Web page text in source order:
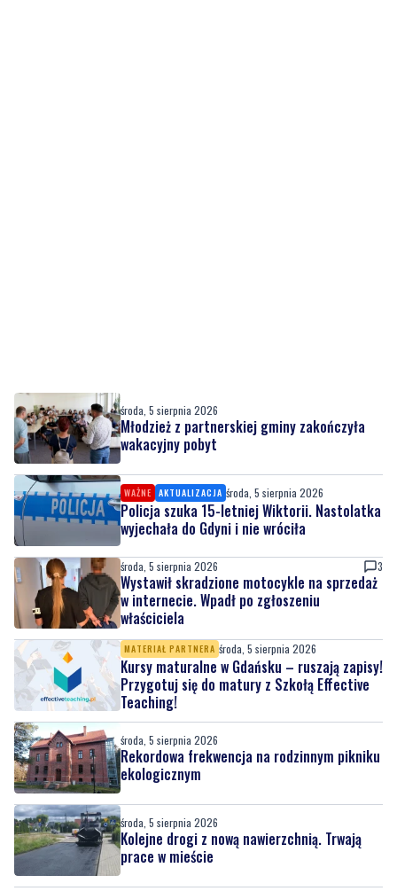
środa, 5 sierpnia 2026
Młodzież z partnerskiej gminy zakończyła
wakacyjny pobyt
WAŻNE AKTUALIZACJA środa, 5 sierpnia 2026
Policja szuka 15-letniej Wiktorii. Nastolatka
wyjechała do Gdyni i nie wróciła
środa, 5 sierpnia 2026 3
Wystawił skradzione motocykle na sprzedaż
w internecie. Wpadł po zgłoszeniu
właściciela
MATERIAŁ PARTNERA środa, 5 sierpnia 2026
Kursy maturalne w Gdańsku – ruszają zapisy!
Przygotuj się do matury z Szkołą Effective
Teaching!
środa, 5 sierpnia 2026
Rekordowa frekwencja na rodzinnym pikniku
ekologicznym
środa, 5 sierpnia 2026
Kolejne drogi z nową nawierzchnią. Trwają
prace w mieście